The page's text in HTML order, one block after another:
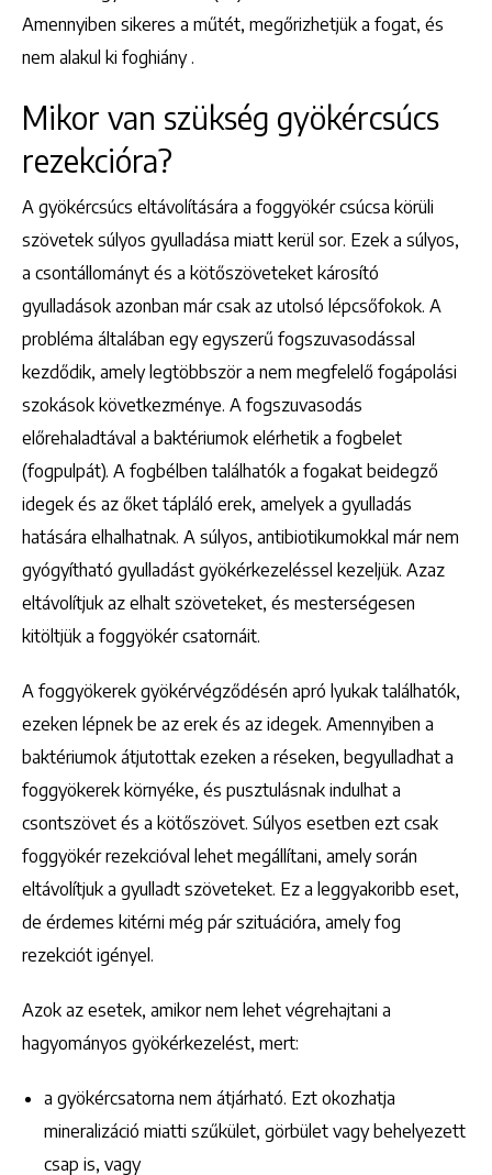
Amennyiben sikeres a műtét, megőrizhetjük a fogat, és
nem alakul ki foghiány .
Mikor van szükség gyökércsúcs
rezekcióra?
A gyökércsúcs eltávolítására a foggyökér csúcsa körüli
szövetek súlyos gyulladása miatt kerül sor. Ezek a súlyos,
a csontállományt és a kötőszöveteket károsító
gyulladások azonban már csak az utolsó lépcsőfokok. A
probléma általában egy egyszerű fogszuvasodással
kezdődik, amely legtöbbször a nem megfelelő fogápolási
szokások következménye. A fogszuvasodás
előrehaladtával a baktériumok elérhetik a fogbelet
(fogpulpát). A fogbélben találhatók a fogakat beidegző
idegek és az őket tápláló erek, amelyek a gyulladás
hatására elhalhatnak. A súlyos, antibiotikumokkal már nem
gyógyítható gyulladást gyökérkezeléssel kezeljük. Azaz
eltávolítjuk az elhalt szöveteket, és mesterségesen
kitöltjük a foggyökér csatornáit.
A foggyökerek gyökérvégződésén apró lyukak találhatók,
ezeken lépnek be az erek és az idegek. Amennyiben a
baktériumok átjutottak ezeken a réseken, begyulladhat a
foggyökerek környéke, és pusztulásnak indulhat a
csontszövet és a kötőszövet. Súlyos esetben ezt csak
foggyökér rezekcióval lehet megállítani, amely során
eltávolítjuk a gyulladt szöveteket. Ez a leggyakoribb eset,
de érdemes kitérni még pár szituációra, amely fog
rezekciót igényel.
Azok az esetek, amikor nem lehet végrehajtani a
hagyományos gyökérkezelést, mert:
a gyökércsatorna nem átjárható. Ezt okozhatja
mineralizáció miatti szűkület, görbület vagy behelyezett
csap is, vagy